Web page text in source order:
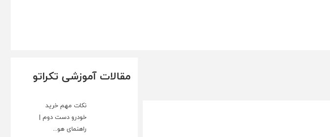
مقالات آموزشی تکراتو
نکات مهم خرید
خودرو دست دوم |
راهنمای هو...